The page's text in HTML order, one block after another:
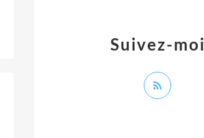
Suivez-moi